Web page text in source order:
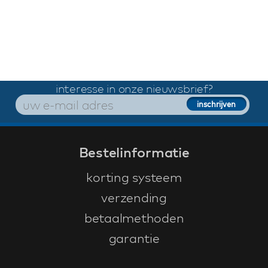
interesse in onze nieuwsbrief?
Bestelinformatie
korting systeem
verzending
betaalmethoden
garantie